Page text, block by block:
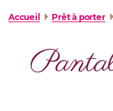
Accueil Prêt à porter